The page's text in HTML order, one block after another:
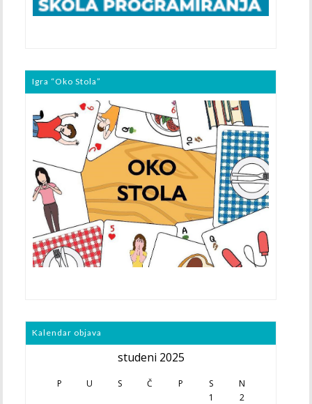
Igra “Oko Stola”
Kalendar objava
studeni 2025
P U S Č P S N
1
2